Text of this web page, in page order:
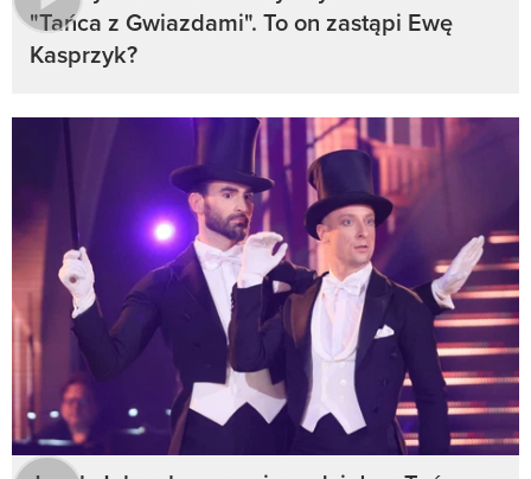
"Tańca z Gwiazdami". To on zastąpi Ewę
Kasprzyk?